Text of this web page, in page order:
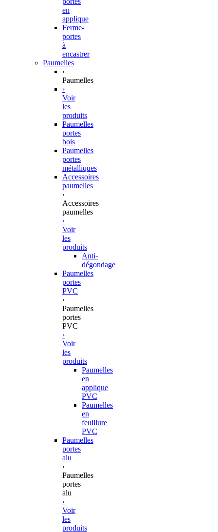
en
applique
Ferme-
portes
à
encastrer
Paumelles
‹
Paumelles
›
Voir
les
produits
Paumelles
portes
bois
Paumelles
portes
métalliques
Accessoires
paumelles
‹
Accessoires
paumelles
›
Voir
les
produits
Anti-
dégondage
Paumelles
portes
PVC
‹
Paumelles
portes
PVC
›
Voir
les
produits
Paumelles
en
applique
PVC
Paumelles
en
feuillure
PVC
Paumelles
portes
alu
‹
Paumelles
portes
alu
›
Voir
les
produits